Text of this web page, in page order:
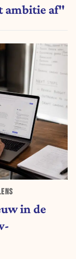
ambitie af"
in de